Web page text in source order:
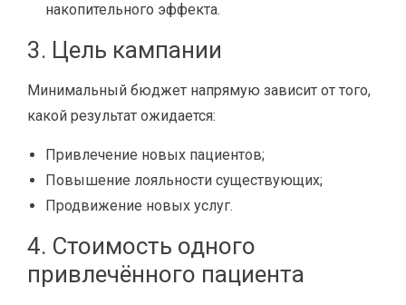
накопительного эффекта.
3. Цель кампании
Минимальный бюджет напрямую зависит от того,
какой результат ожидается:
Привлечение новых пациентов;
Повышение лояльности существующих;
Продвижение новых услуг.
4. Стоимость одного
привлечённого пациента